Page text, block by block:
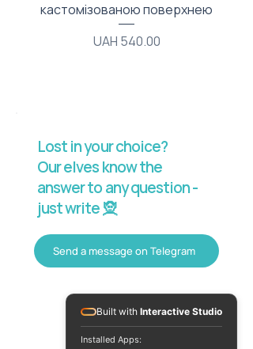
кастомізованою поверхнею
Price
UAH 540.00
Lost in your choice?
Our elves know the
answer to any question -
just write 🧝
Send a message on Telegram
Built with Interactive Studio
Installed Apps: